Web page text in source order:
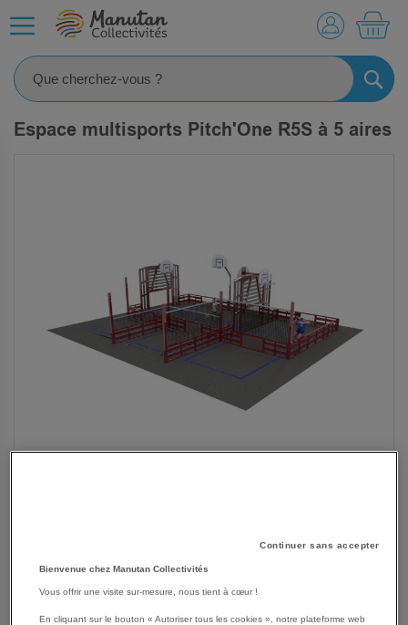
Espace multisports Pitch'One R5S à 5 aires
Les avantages
Continuer sans accepter
Bienvenue chez Manutan Collectivités
Vous offrir une visite sur-mesure, nous tient à cœur !
En cliquant sur le bouton « Autoriser tous les cookies », notre plateforme web